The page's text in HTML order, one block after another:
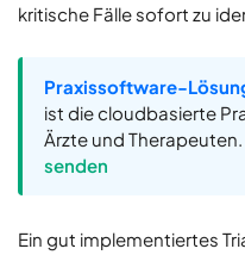
kritische Fälle sofort zu
Praxissoftware-
ist die cloudbasierte
Ärzte und Therapeuten.
senden
Ein gut implementiertes